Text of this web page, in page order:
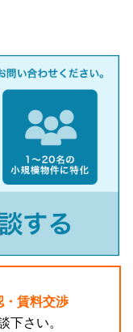
・賃料交渉
下さい。